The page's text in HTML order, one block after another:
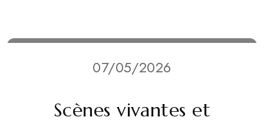
07/05/2026
Scènes vivantes et